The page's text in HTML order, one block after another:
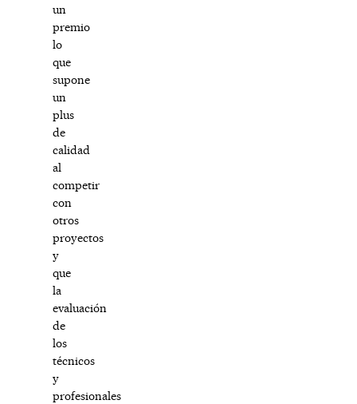
un
premio
lo
que
supone
un
plus
de
calidad
al
competir
con
otros
proyectos
y
que
la
evaluación
de
los
técnicos
y
profesionales